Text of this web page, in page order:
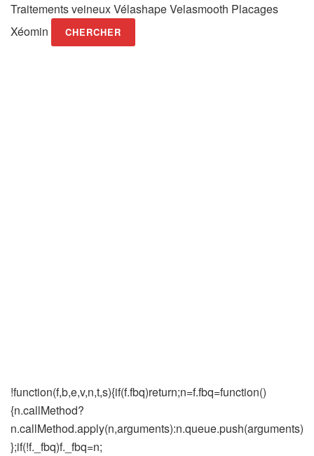
Traitements veineux Vélashape Velasmooth Placages
Xéomin
CHERCHER
!function(f,b,e,v,n,t,s){if(f.fbq)return;n=f.fbq=function()
{n.callMethod?
n.callMethod.apply(n,arguments):n.queue.push(arguments)
};if(!f._fbq)f._fbq=n;